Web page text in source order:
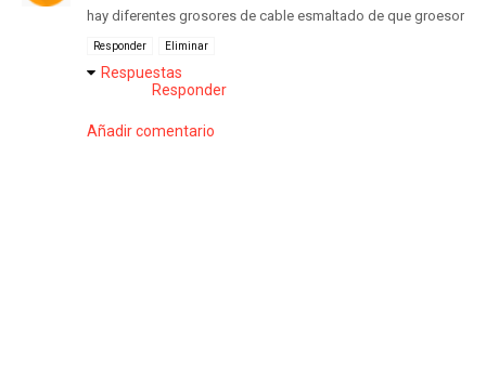
hay diferentes grosores de cable esmaltado de que groesor
Responder Eliminar
Respuestas
Responder
Añadir comentario